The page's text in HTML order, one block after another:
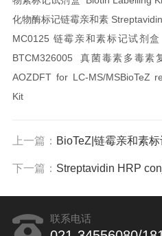
化物酶标记链霉亲和素
MC0125 链霉亲和素标记试剂
BTCM326005 真菌毒素多毒素
AOZDFT for LC-MS/MSBioTeZ
Kit
上一篇： BioTeZ|链霉亲和素
下一篇： Streptavidin HRP
联系电话